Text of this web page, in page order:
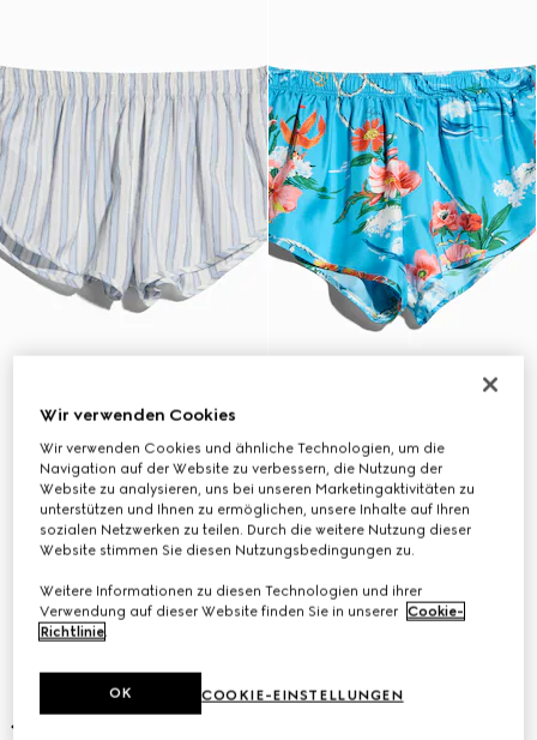
Wir verwenden Cookies
Wir verwenden Cookies und ähnliche Technologien, um die
Navigation auf der Website zu verbessern, die Nutzung der
Website zu analysieren, uns bei unseren Marketingaktivitäten zu
unterstützen und Ihnen zu ermöglichen, unsere Inhalte auf Ihren
sozialen Netzwerken zu teilen. Durch die weitere Nutzung dieser
Website stimmen Sie diesen Nutzungsbedingungen zu.
Weitere Informationen zu diesen Technologien und ihrer
Verwendung auf dieser Website finden Sie in unserer Cookie-
Richtlinie.
COOKIE-EINSTELLUNGEN
OK